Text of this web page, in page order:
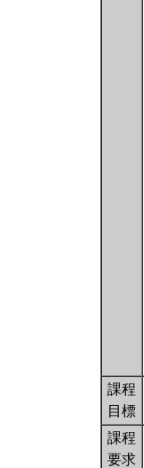
課程
目標
課程
要求